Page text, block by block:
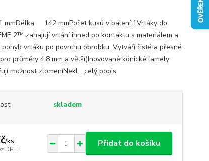
142 mmPočet kusů v balení 1Vrtáky do
2™ zahajují vrtání ihned po kontaktu s materiálem a
pohyb vrtáku po povrchu obrobku. Vytváří čisté a přesné
průměry 4,8 mm a větší)Inovované kónické lamely
možnost zlomeníNekl... celý popis
skladem
/ks
DPH
Přidat do košíku